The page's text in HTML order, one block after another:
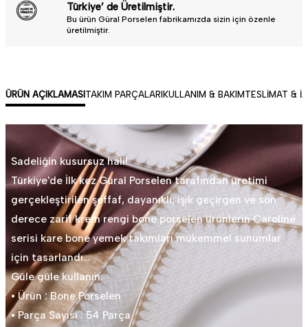
Türkiye’ de Üretilmiştir.
Bu ürün Güral Porselen fabrikamızda sizin için özenle
üretilmiştir.
ÜRÜN AÇIKLAMASI TAKIM PARÇALARI KULLANIM & BAKIM TESLIMAT &
Sadeliğin kusursuz hali!
Türkiye'de İlk kez Güral Porselen tarafından üretimi
gerçekleştirilen şeffaf, dayanıklı, ışık geçirgen ve son
derece zarif krem rengi bone porselen ürünlerin Caroline
serisi kare bone yemek takımları mükemmel sunumlar
için tasarlandı…
Güle güle kullanın.
• Ürün : Bone Porselen
• Parça Sayısı : 54 Parça